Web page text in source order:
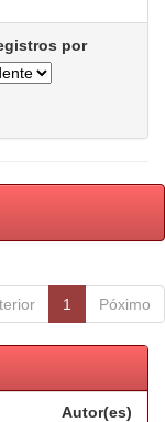
por
1 Póximo
Autor(es)